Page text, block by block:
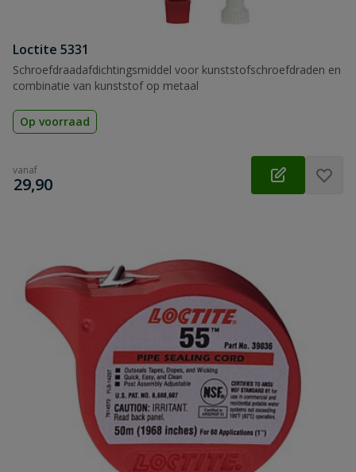
Loctite 5331
Schroefdraadafdichtingsmiddel voor kunststofschroefdraden en
combinatie van kunststof op metaal
Op voorraad
vanaf
€
29,90